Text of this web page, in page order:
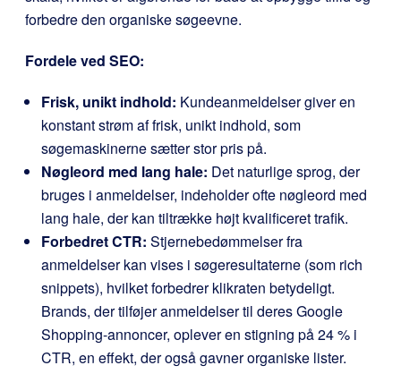
forbedre den organiske søgeevne.
Fordele ved SEO:
Frisk, unikt indhold: Kundeanmeldelser giver en
konstant strøm af frisk, unikt indhold, som
søgemaskinerne sætter stor pris på.
Nøgleord med lang hale: Det naturlige sprog, der
bruges i anmeldelser, indeholder ofte nøgleord med
lang hale, der kan tiltrække højt kvalificeret trafik.
Forbedret CTR: Stjernebedømmelser fra
anmeldelser kan vises i søgeresultaterne (som rich
snippets), hvilket forbedrer klikraten betydeligt.
Brands, der tilføjer anmeldelser til deres Google
Shopping-annoncer, oplever en stigning på 24 % i
CTR, en effekt, der også gavner organiske lister.